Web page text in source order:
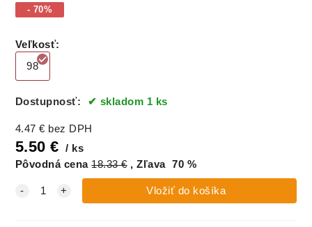
- 70%
Veľkosť:
98
Dostupnosť: skladom 1 ks
4.47 € bez DPH
5.50 €
ks
Pôvodná cena 18.33€ Zľava 70 %